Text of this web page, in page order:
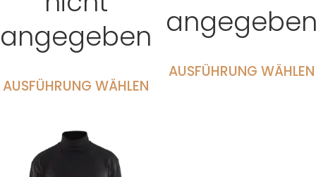
angegeben
AUSFÜHRUNG WÄHLEN
AUSFÜHRUNG WÄHLEN